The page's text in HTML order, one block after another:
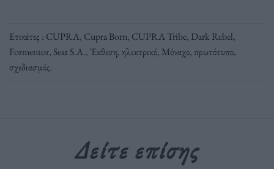
Ετικέτες : CUPRA, Cupra Born, CUPRA Tribe, Dark Rebel,
Formentor, Seat S.A.,Έκθεση,ηλεκτρικό, Μόναχο,πρωτότυπο,
σχεδιασμός.
Δείτε επίσης